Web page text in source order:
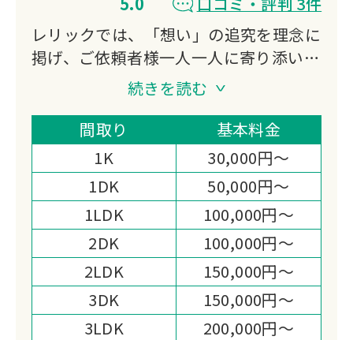
レリックでは、「想い」の追究を理念に
掲げ、ご依頼者様一人一人に寄り添い、
最善のご提案と丁寧な家財整理をお約束
家財整理（生前の想い出整理・空家整
理・相続支援整理・遺品整理）を通し
て、地域社会福祉へも目を向け、生活困
窮者の方をはじめとし、各団体様への寄
付活動をすることにより、より一層、お
客様へのサービス向上に取り組む姿勢で
務めております。
続きを読む
間取り
基本料金
1K
30,000円～
1DK
50,000円～
1LDK
100,000円～
2DK
100,000円～
2LDK
150,000円～
3DK
150,000円～
3LDK
200,000円～